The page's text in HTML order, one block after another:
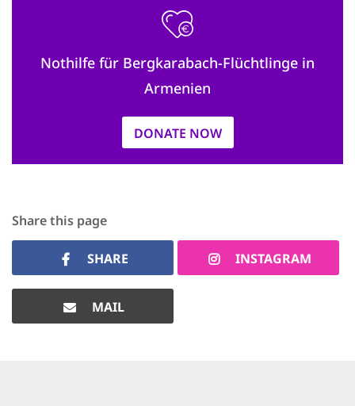
Nothilfe für Bergkarabach-Flüchtlinge in
Armenien
DONATE NOW
Share this page
SHARE INSTAGRAM
MAIL